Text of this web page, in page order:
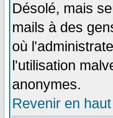
Désolé, mais
mails à des
où
l'utilisation
anonymes.
Revenir en haut